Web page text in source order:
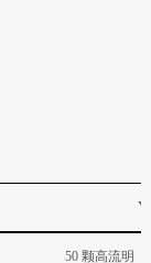
50 颗高流明